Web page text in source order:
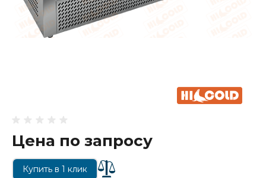
Цена по запросу
Купить в 1 клик